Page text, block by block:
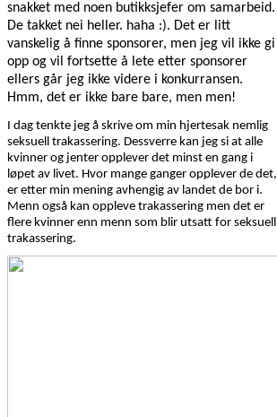
snakket med noen butikksjefer om samarbeid.
De takket nei heller. haha :). Det er litt
vanskelig å finne sponsorer, men jeg vil ikke gi
opp og vil fortsette å lete etter sponsorer
ellers går jeg ikke videre i konkurransen.
Hmm, det er ikke bare bare, men men!
I dag tenkte jeg å skrive om min hjertesak nemlig
seksuell trakassering. Dessverre kan jeg si at alle
kvinner og jenter opplever det minst en gang i
løpet av livet. Hvor mange ganger opplever de det,
er etter min mening avhengig av landet de bor i.
Menn også kan oppleve trakassering men det er
flere kvinner enn menn som blir utsatt for seksuell
trakassering.